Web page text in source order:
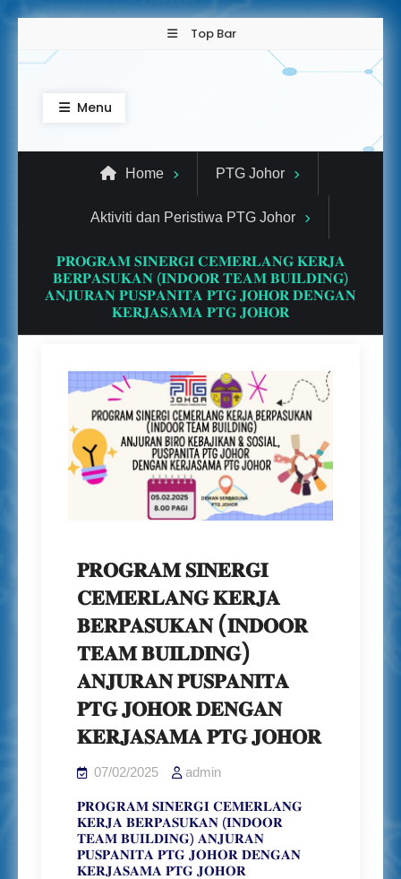
content
Top Bar
Pejabat Tanah dan Galian
tanah, pendaftaran hak milik, cukai tanah, serta
Menu
Home PTG Johor
Aktiviti dan Peristiwa PTG Johor
𝐏𝐑𝐎𝐆𝐑𝐀𝐌 𝐒𝐈𝐍𝐄𝐑𝐆𝐈 𝐂𝐄𝐌𝐄𝐑𝐋𝐀𝐍𝐆 𝐊𝐄𝐑𝐉𝐀
𝐁𝐄𝐑𝐏𝐀𝐒𝐔𝐊𝐀𝐍 (𝐈𝐍𝐃𝐎𝐎𝐑 𝐓𝐄𝐀𝐌 𝐁𝐔𝐈𝐋𝐃𝐈𝐍𝐆)
𝐀𝐍𝐉𝐔𝐑𝐀𝐍 𝐏𝐔𝐒𝐏𝐀𝐍𝐈𝐓𝐀 𝐏𝐓𝐆 𝐉𝐎𝐇𝐎𝐑 𝐃𝐄𝐍𝐆𝐀𝐍
𝐊𝐄𝐑𝐉𝐀𝐒𝐀𝐌𝐀 𝐏𝐓𝐆 𝐉𝐎𝐇𝐎𝐑
𝐏𝐑𝐎𝐆𝐑𝐀𝐌 𝐒𝐈𝐍𝐄𝐑𝐆𝐈
𝐂𝐄𝐌𝐄𝐑𝐋𝐀𝐍𝐆 𝐊𝐄𝐑𝐉𝐀
𝐁𝐄𝐑𝐏𝐀𝐒𝐔𝐊𝐀𝐍 (𝐈𝐍𝐃𝐎𝐎𝐑
𝐓𝐄𝐀𝐌 𝐁𝐔𝐈𝐋𝐃𝐈𝐍𝐆)
𝐀𝐍𝐉𝐔𝐑𝐀𝐍 𝐏𝐔𝐒𝐏𝐀𝐍𝐈𝐓𝐀
𝐏𝐓𝐆 𝐉𝐎𝐇𝐎𝐑 𝐃𝐄𝐍𝐆𝐀𝐍
𝐊𝐄𝐑𝐉𝐀𝐒𝐀𝐌𝐀 𝐏𝐓𝐆 𝐉𝐎𝐇𝐎𝐑
07/02/2025 admin
𝐏𝐑𝐎𝐆𝐑𝐀𝐌 𝐒𝐈𝐍𝐄𝐑𝐆𝐈 𝐂𝐄𝐌𝐄𝐑𝐋𝐀𝐍𝐆
𝐊𝐄𝐑𝐉𝐀 𝐁𝐄𝐑𝐏𝐀𝐒𝐔𝐊𝐀𝐍 (𝐈𝐍𝐃𝐎𝐎𝐑
𝐓𝐄𝐀𝐌 𝐁𝐔𝐈𝐋𝐃𝐈𝐍𝐆) 𝐀𝐍𝐉𝐔𝐑𝐀𝐍
𝐏𝐔𝐒𝐏𝐀𝐍𝐈𝐓𝐀 𝐏𝐓𝐆 𝐉𝐎𝐇𝐎𝐑 𝐃𝐄𝐍𝐆𝐀𝐍
𝐊𝐄𝐑𝐉𝐀𝐒𝐀𝐌𝐀 𝐏𝐓𝐆 𝐉𝐎𝐇𝐎𝐑